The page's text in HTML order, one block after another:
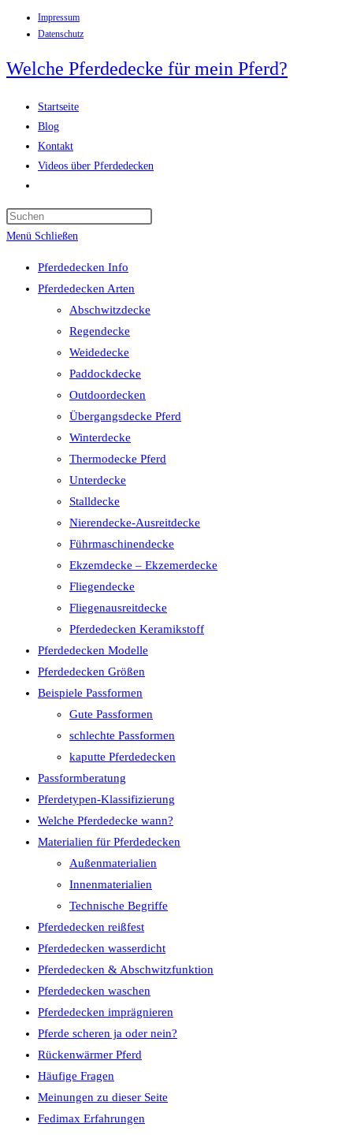
Inhalt
Impressum
Datenschutz
Welche Pferdedecke für mein Pferd?
Startseite
Blog
Kontakt
Videos über Pferdedecken
umschalten
Menü Schließen
Pferdedecken Info
Pferdedecken Arten
Abschwitzdecke
Regendecke
Weidedecke
Paddockdecke
Outdoordecken
Übergangsdecke Pferd
Winterdecke
Thermodecke Pferd
Unterdecke
Stalldecke
Nierendecke-Ausreitdecke
Führmaschinendecke
Ekzemdecke – Ekzemerdecke
Fliegendecke
Fliegenausreitdecke
Pferdedecken Keramikstoff
Pferdedecken Modelle
Pferdedecken Größen
Beispiele Passformen
Gute Passformen
schlechte Passformen
kaputte Pferdedecken
Passformberatung
Pferdetypen-Klassifizierung
Welche Pferdedecke wann?
Materialien für Pferdedecken
Außenmaterialien
Innenmaterialien
Technische Begriffe
Pferdedecken reißfest
Pferdedecken wasserdicht
Pferdedecken & Abschwitzfunktion
Pferdedecken waschen
Pferdedecken imprägnieren
Pferde scheren ja oder nein?
Rückenwärmer Pferd
Häufige Fragen
Meinungen zu dieser Seite
Fedimax Erfahrungen